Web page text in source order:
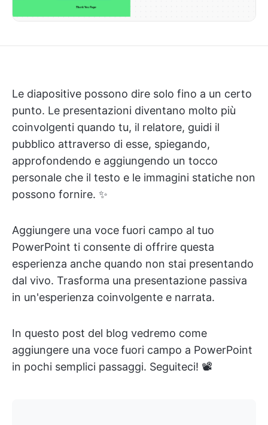
Le diapositive possono dire solo fino a un certo
punto. Le presentazioni diventano molto più
coinvolgenti quando tu, il relatore, guidi il
pubblico attraverso di esse, spiegando,
approfondendo e aggiungendo un tocco
personale che il testo e le immagini statiche non
possono fornire. ✨
Aggiungere una voce fuori campo al tuo
PowerPoint ti consente di offrire questa
esperienza anche quando non stai presentando
dal vivo. Trasforma una presentazione passiva
in un'esperienza coinvolgente e narrata.
In questo post del blog vedremo come
aggiungere una voce fuori campo a PowerPoint
in pochi semplici passaggi. Seguiteci! 📽️